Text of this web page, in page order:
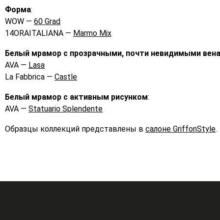
Форма:
WOW — 60 Grad
14ORAITALIANA — Marmo Mix
Белый мрамор с прозрачными, почти невидимыми
AVA — Lasa
La Fabbrica — Castle
Белый мрамор с активным рисунком:
AVA — Statuario Splendente
Образцы коллекций представлены в салоне GriffonStyle.